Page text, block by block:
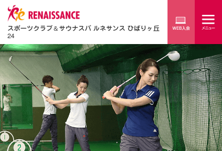
スポーツクラブ＆サウナスパ ルネサンス ひばりヶ丘
24